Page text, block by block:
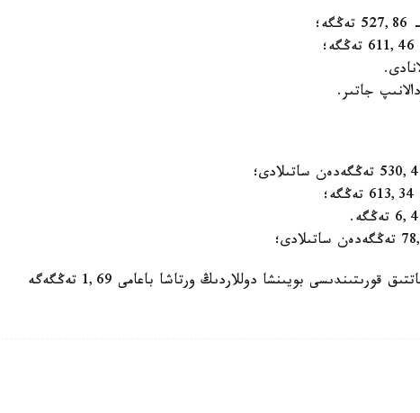
ەسكە سالايىق، 11-قاراشا كۇندىزگى ساۋدا-ساتتىق قورىتىندىسى بويىنشا دوللاردىڭ ورتاشا باعامى 1,69 تەڭگەگە